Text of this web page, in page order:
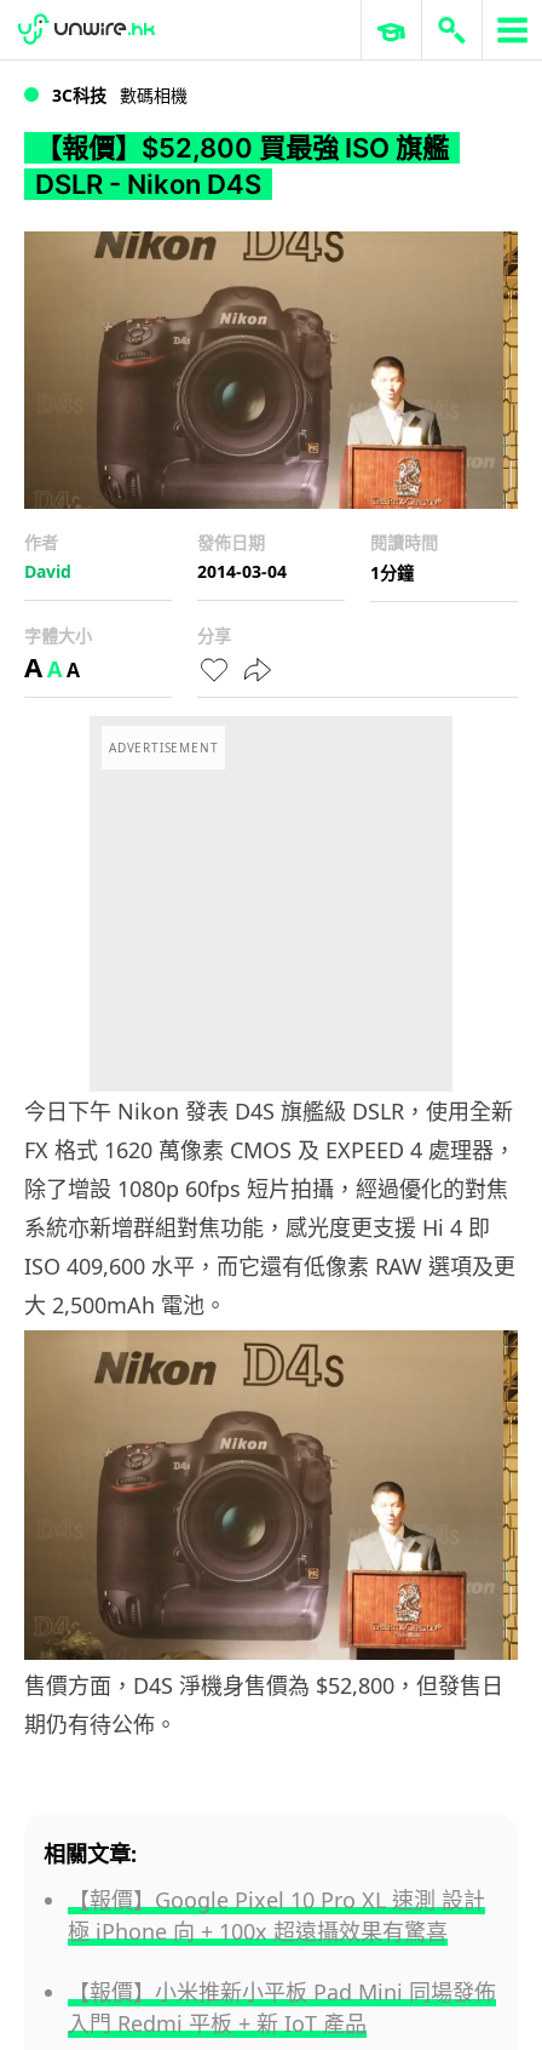
WWDC 2026 ERP 與商業 AI
3C科技 數碼相機
【報價】$52,800 買最強 ISO 旗艦
DSLR - Nikon D4S
作者
David
發佈日期
2014-03-04
閱讀時間
1分鐘
字體大小
AAA
分享
ADVERTISEMENT
今日下午 Nikon 發表 D4S 旗艦級 DSLR，使用全新
FX 格式 1620 萬像素 CMOS 及 EXPEED 4 處理器，
除了增設 1080p 60fps 短片拍攝，經過優化的對焦
系統亦新增群組對焦功能，感光度更支援 Hi 4 即
ISO 409,600 水平，而它還有低像素 RAW 選項及更
大 2,500mAh 電池。
售價方面，D4S 淨機身售價為 $52,800，但發售日
期仍有待公佈。
相關文章:
【報價】Google Pixel 10 Pro XL 速測 設計
極 iPhone 向 + 100x 超遠攝效果有驚喜
【報價】小米推新小平板 Pad Mini 同場發佈
入門 Redmi 平板 + 新 IoT 產品